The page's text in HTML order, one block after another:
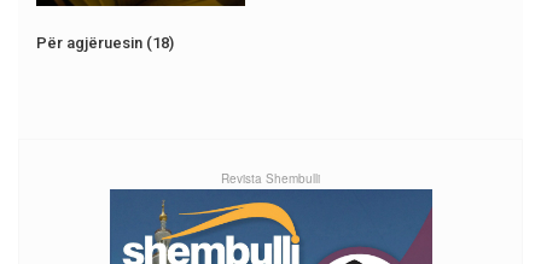
Për agjëruesin (18)
Revista Shembulli